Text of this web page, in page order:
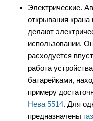
Электрические.
открывания
делают
использовании.
расходуется
работа
батарейками,
примеру
Нева 5514. Для
предназначены